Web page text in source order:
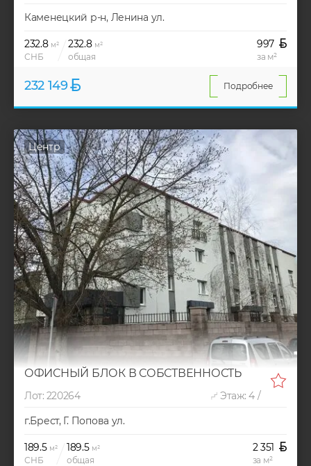
Каменецкий р-н, Ленина ул.
232.8 м²
СНБ
232.8 м²
общая
997
за м²
232 149 Подробнее
Центр
ОФИСНЫЙ БЛОК В СОБСТВЕННОСТЬ
Лот: 220264
Этаж: 4 /
г.Брест, Г. Попова ул.
189.5 м²
СНБ
189.5 м²
общая
2 351
за м²